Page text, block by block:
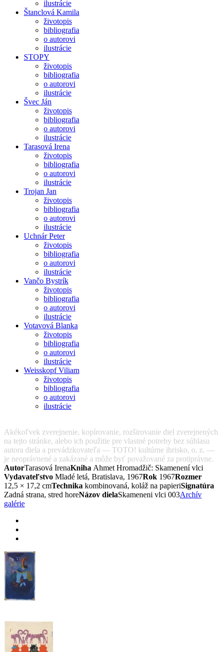
ilustrácie
Štanclová Kamila
životopis
bibliografia
o autorovi
ilustrácie
STOPY
životopis
bibliografia
o autorovi
ilustrácie
Švec Ján
životopis
bibliografia
o autorovi
ilustrácie
Tarasová Irena
životopis
bibliografia
o autorovi
ilustrácie
Trojan Jan
životopis
bibliografia
o autorovi
ilustrácie
Uchnár Peter
životopis
bibliografia
o autorovi
ilustrácie
Vančo Bystrík
životopis
bibliografia
o autorovi
ilustrácie
Votavová Blanka
životopis
bibliografia
o autorovi
ilustrácie
Weisskopf Viliam
životopis
bibliografia
o autorovi
ilustrácie
Akékoľvek zverejnenie, kopírovanie, rozširovanie diel zverejnených
na tejto stránke, alebo ich použitie pre vlastné potreby bez súhlasu
autora diela a prevádzkovateľa — TOTO! kultúrne ihrisko, o. z. —
je neoprávnené a zakázané a môže byť považované za protiprávne.
AutorTarasová IrenaKniha Ahmet Hromadžič: Skamenení vlci
Vydavateľstvo Mladé letá, Bratislava, 1967Rok 1967Rozmer
12,5 × 17,2 cmTechnika kombinovaná, koláž na papieriSignatúra
Zadná strana, stred horeNázov dielaSkameneni vlci 003Archív
galérie